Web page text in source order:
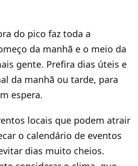
do pico faz toda a
da manhã e o meio da
gente. Prefira dias úteis e
da manhã ou tarde, para
espera.
locais que podem atrair
o calendário de eventos
dias muito cheios.